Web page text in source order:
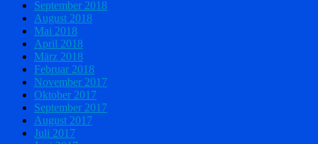
September 2018
August 2018
Mai 2018
April 2018
März 2018
Februar 2018
November 2017
Oktober 2017
September 2017
August 2017
Juli 2017